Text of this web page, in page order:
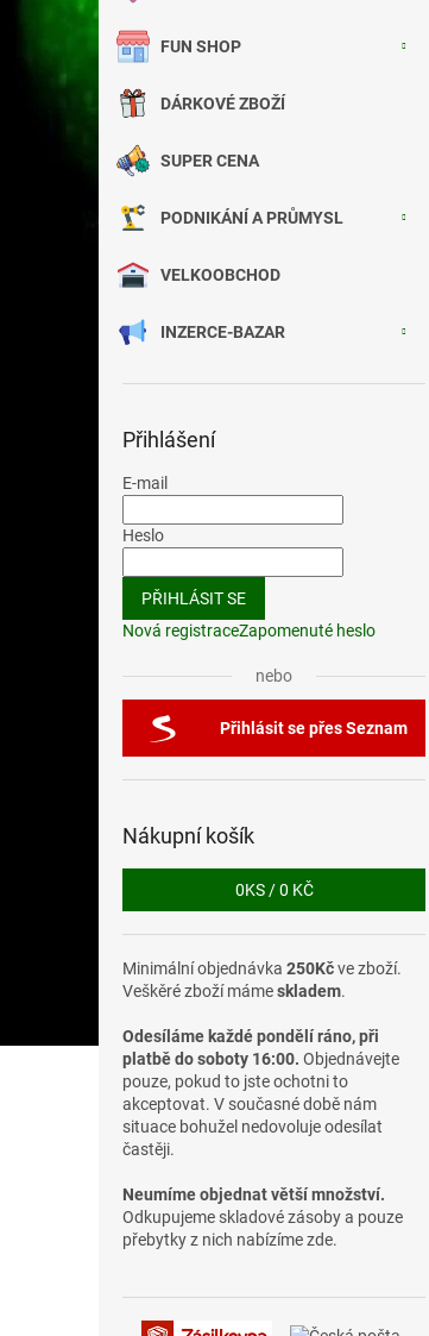
FUN SHOP
DÁRKOVÉ ZBOŽÍ
SUPER CENA
PODNIKÁNÍ A PRŮMYSL
VELKOOBCHOD
INZERCE-BAZAR
Přihlášení
E-mail
Heslo
PŘIHLÁSIT SE
Nová registraceZapomenuté heslo
nebo
Přihlásit se přes Seznam
Nákupní košík
0KS /0 KČ
Minimální objednávka 250Kčve zboží.
Veškěré zboží mámeskladem.
Odesíláme každé pondělí ráno, při
platbě do soboty 16:00. Objednávejte
pouze, pokud to jste ochotni to
akceptovat. V současné době nám
situace bohužel nedovoluje odesílat
častěji.
Neumíme objednat větší množství.
Odkupujeme skladové zásoby a pouze
přebytky z nich nabízíme zde.